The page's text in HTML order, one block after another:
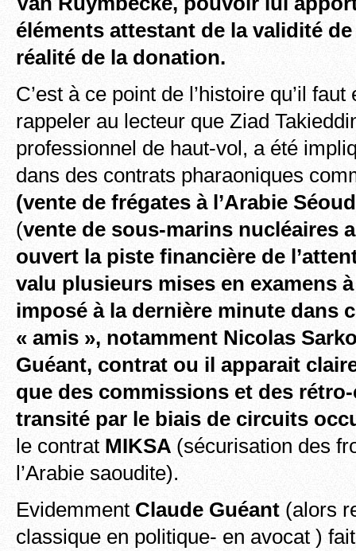
éléments attestant de la validité
réalité de la donation.
C’est à ce point de l’histoire qu’il
rappeler au lecteur que Ziad
professionnel de haut-vol, a été
dans des contrats pharaoniques
(vente de frégates à l’Arabie
(vente de sous-marins nucléaires
ouvert la piste financière de
valu plusieurs mises en examens
imposé à la dernière minute dans
« amis », notamment Nicolas
Guéant, contrat ou il apparait
que des commissions et des
transité par le biais de circuits
le contrat MIKSA (sécurisation des
l’Arabie saoudite).
Evidemment Claude Guéant (alors
classique en politique- en avocat )